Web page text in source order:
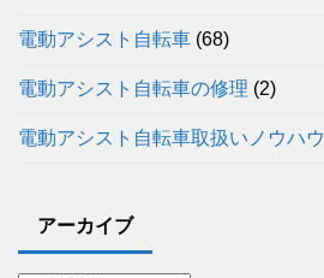
電動アシスト自転車 (68)
電動アシスト自転車の修理 (2)
電動アシスト自転車取扱いノウハウ
アーカイブ